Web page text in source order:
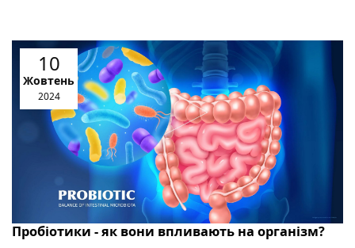
Пробіотики - як вони впливають на організм?
10
Жовтень
2024